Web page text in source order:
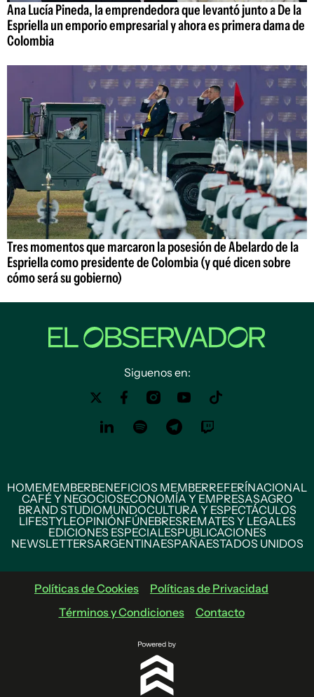
Ana Lucía Pineda, la emprendedora que levantó junto a De la
Espriella un emporio empresarial y ahora es primera dama de
Colombia
Tres momentos que marcaron la posesión de Abelardo de la
Espriella como presidente de Colombia (y qué dicen sobre
cómo será su gobierno)
Siguenos en:
HOMEMEMBERBENEFICIOS MEMBERREFERÍNACIONAL
CAFÉ Y NEGOCIOSECONOMÍA Y EMPRESASAGRO
BRAND STUDIOMUNDOCULTURA Y ESPECTÁCULOS
LIFESTYLEOPINIÓNFÚNEBRESREMATES Y LEGALES
EDICIONES ESPECIALESPUBLICACIONES
NEWSLETTERSARGENTINAESPAÑAESTADOS UNIDOS
Políticas de Cookies
Políticas de Privacidad
Términos y Condiciones
Contacto